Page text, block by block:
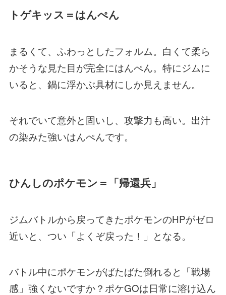
トゲキッス＝はんぺん
まるくて、ふわっとしたフォルム。白くて柔ら
かそうな見た目が完全にはんぺん。特にジムに
いると、鍋に浮かぶ具材にしか見えません。
それでいて意外と固いし、攻撃力も高い。出汁
の染みた強いはんぺんです。
ひんしのポケモン＝「帰還兵」
ジムバトルから戻ってきたポケモンのHPがゼロ
近いと、つい「よくぞ戻った！」となる。
バトル中にポケモンがばたばた倒れると「戦場
感」強くないですか？ポケGOは日常に溶け込ん